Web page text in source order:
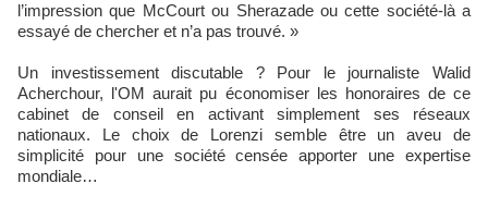
l’impression que McCourt ou Sherazade ou cette société-là a
essayé de chercher et n’a pas trouvé. »
Un investissement discutable ? Pour le journaliste Walid
Acherchour, l'OM aurait pu économiser les honoraires de ce
cabinet de conseil en activant simplement ses réseaux
nationaux. Le choix de Lorenzi semble être un aveu de
simplicité pour une société censée apporter une expertise
mondiale…